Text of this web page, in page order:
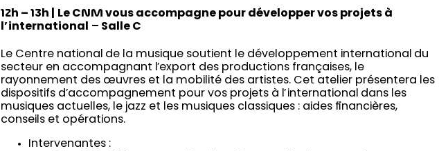
12h – 13h |
Le CNM vous accompagne pour développer vos projets à
l’international
– Salle C
Le Centre national de la musique soutient le développement international du
secteur en accompagnant l’export des productions françaises, le
rayonnement des œuvres et la mobilité des artistes. Cet atelier présentera les
dispositifs d’accompagnement pour vos projets à l’international dans les
musiques actuelles, le jazz et les musiques classiques : aides financières,
conseils et opérations.
Intervenantes :